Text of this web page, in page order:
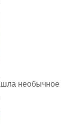
необычное